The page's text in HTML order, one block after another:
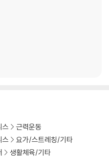
스트레칭 처방전 | 084
레칭 처방전 | 096
스
근력운동
스
요가/스트레칭/기타
생활체육/기타